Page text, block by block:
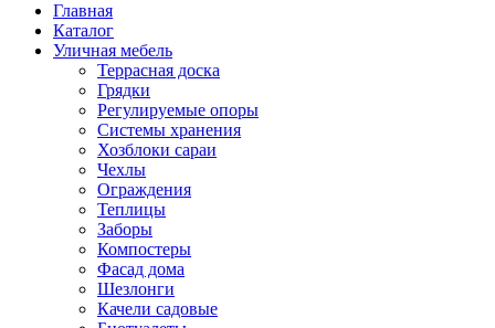
Главная
Каталог
Уличная мебель
Террасная доска
Грядки
Регулируемые опоры
Системы хранения
Хозблоки сараи
Чехлы
Ограждения
Теплицы
Заборы
Компостеры
Фасад дома
Шезлонги
Качели садовые